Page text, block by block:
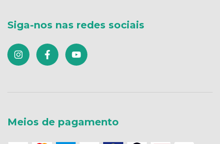
Siga-nos nas redes sociais
Meios de pagamento